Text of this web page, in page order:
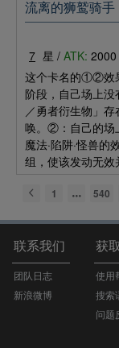
流离的狮鹫骑手
7 星 / ATK:
这个卡名的①②效
阶段，自己场上
／勇者衍生物」
唤。②：自己的场
魔法·陷阱·怪兽
组，使该发动无效
1 540
联系我们
团队日志
新浪微博
获
使用
搜索
问题